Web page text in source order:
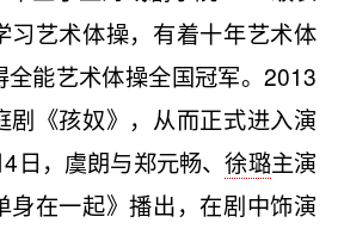
习艺术体操，有着十年艺术体
能艺术体操全国冠军。2013
剧《孩奴》，从而正式进入演
日，虞朗与郑元畅、徐璐主演
身在一起》播出，在剧中饰演